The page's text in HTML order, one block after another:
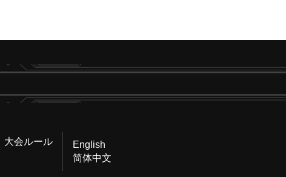
大会ルール
English
简体中文